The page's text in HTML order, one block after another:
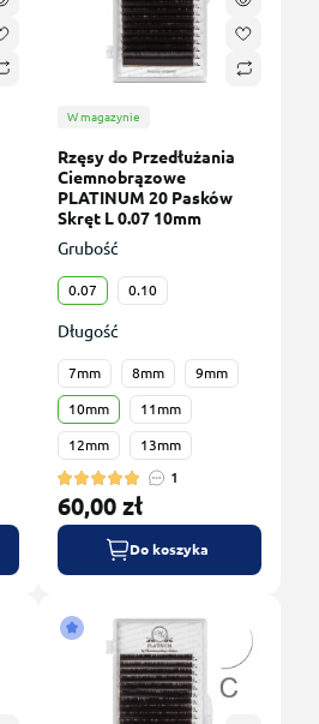
W magazynie
Rzęsy do Przedłużania
Сiemnobrązowe
PLATINUM 20 Pasków
Skręt L 0.07 10mm
Grubość
0.07 0.10
Długość
7mm 8mm 9mm
10mm 11mm
12mm 13mm
1
60,00 zł
Do koszyka